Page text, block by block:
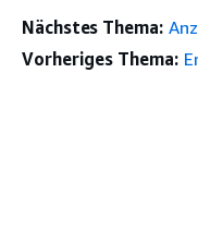
Nächstes Thema:
Vorheriges Thema: